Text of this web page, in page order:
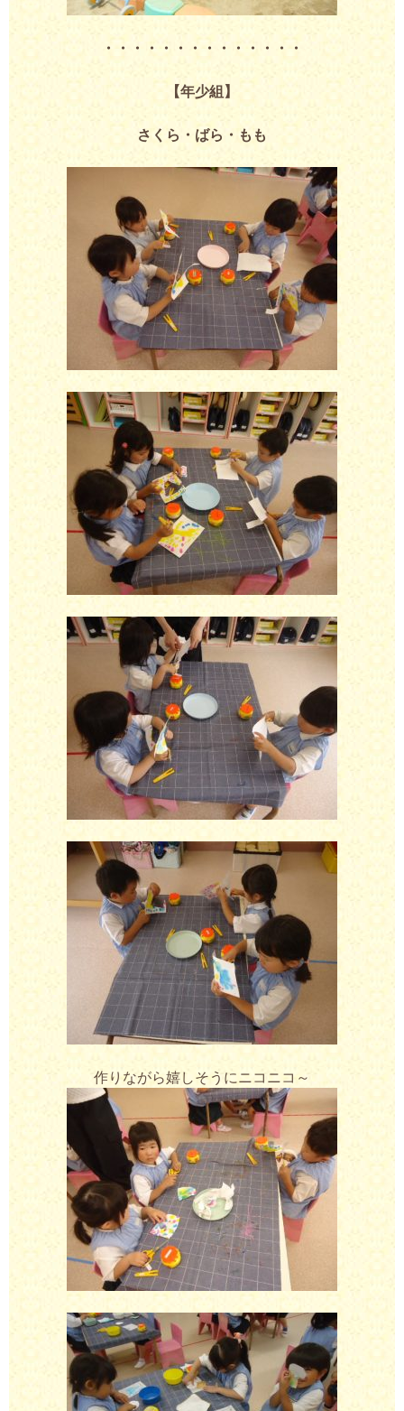
・・・・・・・・・・・・・・
【年少組】
さくら・ばら・もも
作りながら嬉しそうにニコニコ～